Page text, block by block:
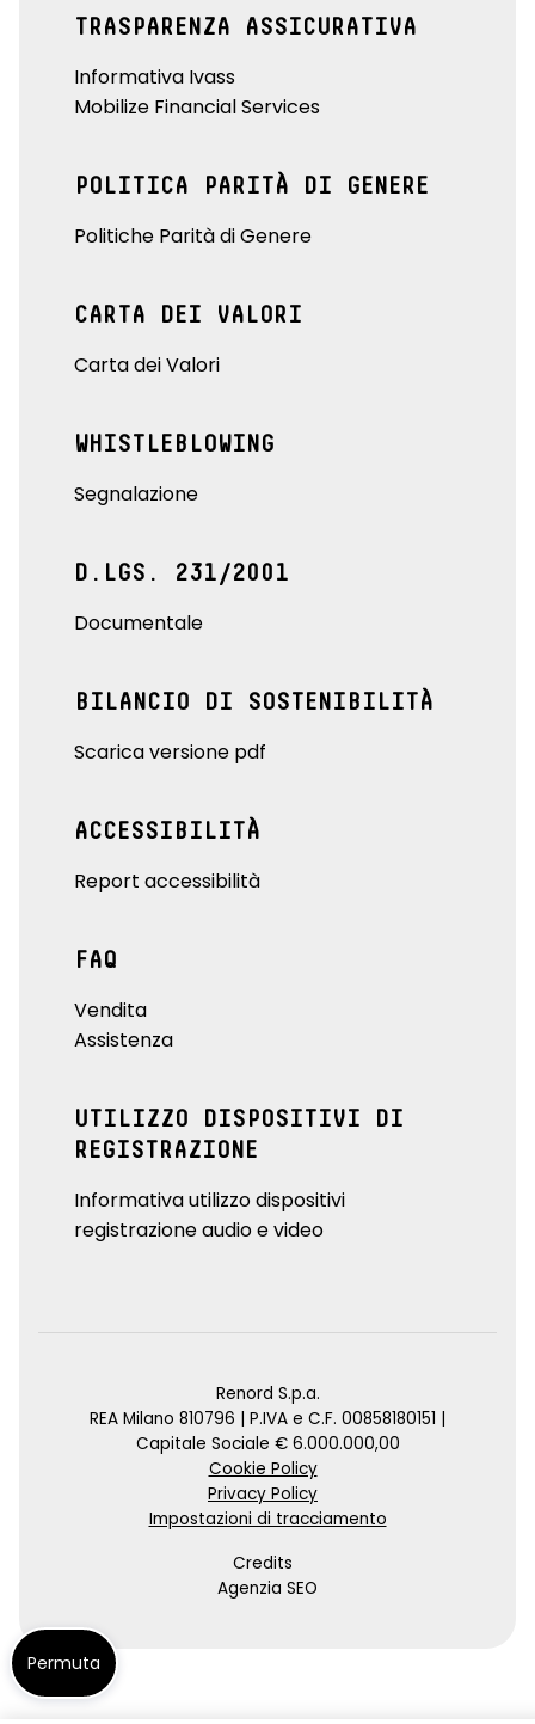
TRASPARENZA ASSICURATIVA
Informativa Ivass
Mobilize Financial Services
POLITICA PARITÀ DI GENERE
Politiche Parità di Genere
CARTA DEI VALORI
Carta dei Valori
WHISTLEBLOWING
Segnalazione
D.LGS. 231/2001
Documentale
BILANCIO DI SOSTENIBILITÀ
Scarica versione pdf
ACCESSIBILITÀ
Report accessibilità
FAQ
Vendita
Assistenza
UTILIZZO DISPOSITIVI DI
REGISTRAZIONE
Informativa utilizzo dispositivi
registrazione audio e video
Renord S.p.a.
REA Milano 810796 | P.IVA e C.F. 00858180151 |
Capitale Sociale € 6.000.000,00
Cookie Policy
Privacy Policy
Impostazioni di tracciamento
Credits
Agenzia SEO
Permuta